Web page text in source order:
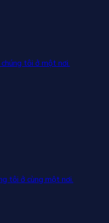
tôi ở một nơi.
tôi ở cùng một nơi.